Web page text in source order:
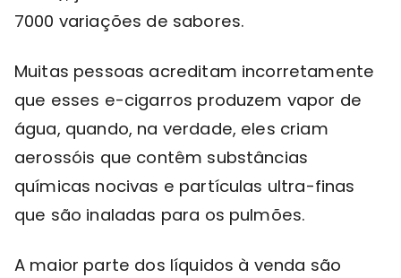
7000 variações de sabores.
Muitas pessoas acreditam incorretamente
que esses e-cigarros produzem vapor de
água, quando, na verdade, eles criam
aerossóis que contêm substâncias
químicas nocivas e partículas ultra-finas
que são inaladas para os pulmões.
A maior parte dos líquidos à venda são